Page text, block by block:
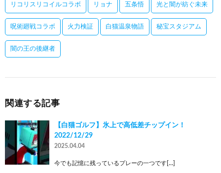
リコリスリコイルコラボ リョナ 五条悟 光と闇が紡ぐ未来
呪術廻戦コラボ 火力検証 白猫温泉物語 秘宝スタジアム
闇の王の後継者
関連する記事
【白猫ゴルフ】氷上で高低差チップイン！
2022/12/29
2025.04.04
今でも記憶に残っているプレーの一つです[…]